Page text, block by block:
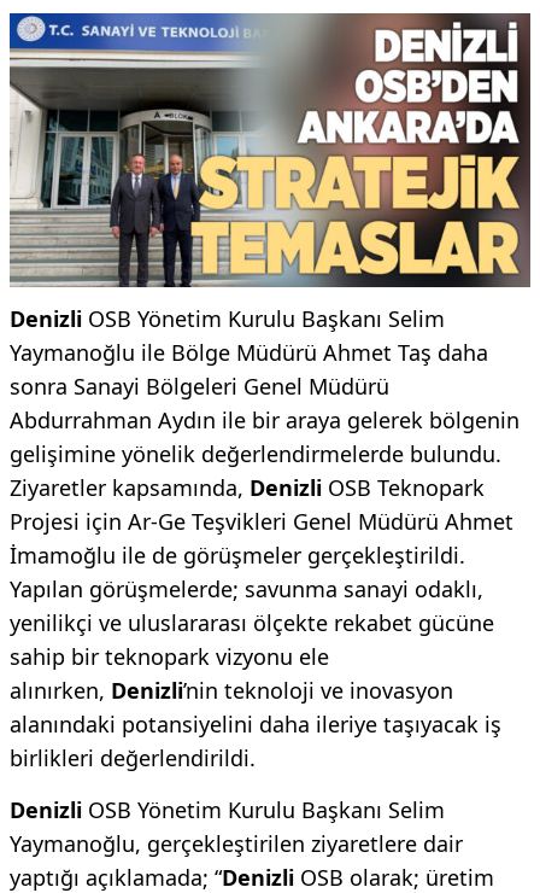
Denizli OSB Yönetim Kurulu Başkanı Selim
Yaymanoğlu ile Bölge Müdürü Ahmet Taş daha
sonra Sanayi Bölgeleri Genel Müdürü
Abdurrahman Aydın ile bir araya gelerek bölgenin
gelişimine yönelik değerlendirmelerde bulundu.
Ziyaretler kapsamında, Denizli OSB Teknopark
Projesi için Ar-Ge Teşvikleri Genel Müdürü Ahmet
İmamoğlu ile de görüşmeler gerçekleştirildi.
Yapılan görüşmelerde; savunma sanayi odaklı,
yenilikçi ve uluslararası ölçekte rekabet gücüne
sahip bir teknopark vizyonu ele
alınırken, Denizli’nin teknoloji ve inovasyon
alanındaki potansiyelini daha ileriye taşıyacak iş
birlikleri değerlendirildi.
Denizli OSB Yönetim Kurulu Başkanı Selim
Yaymanoğlu, gerçekleştirilen ziyaretlere dair
yaptığı açıklamada; “Denizli OSB olarak; üretim